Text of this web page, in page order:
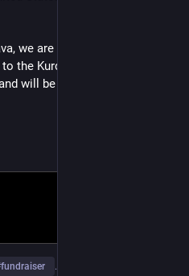
we are selling potatoes to
the Kurdish Red Crescent (
will be used to provide
and costs €5.
from 14 february.
Rojava through the
fundraiser …and 4 more